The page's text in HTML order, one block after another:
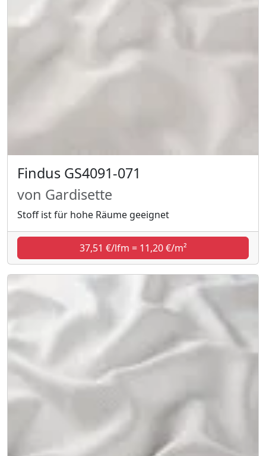
Findus GS4091-071
von Gardisette
Stoff ist für hohe Räume geeignet
37,51 €/lfm = 11,20 €/m²